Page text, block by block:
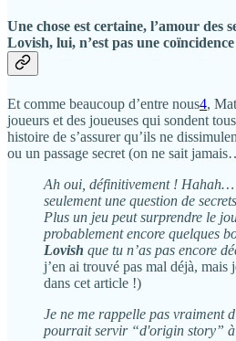
Une chose est certaine, l’amour des
Lovish, lui, n’est pas une
Et comme beaucoup d’entre nous4,
joueurs et des joueuses qui sondent
histoire de s’assurer qu’ils ne
ou un passage secret (on ne sait
Ah oui, définitivement ! Hahah…
seulement une question de
Plus un jeu peut surprendre le
probablement encore quelques
Lovish que tu n’as pas encore
j’en ai trouvé pas mal déjà, mais
dans cet article !)
Je ne me rappelle pas vraiment
pourrait servir “d'origin story”